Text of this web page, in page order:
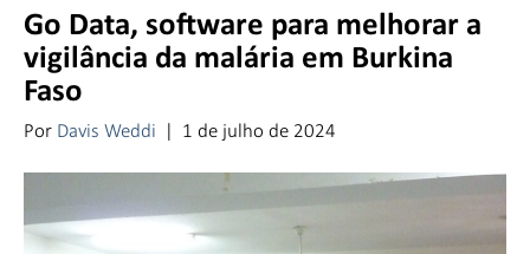
Go Data, software para melhorar a
vigilância da malária em Burkina
Faso
Por Davis Weddi | 1 de julho de 2024